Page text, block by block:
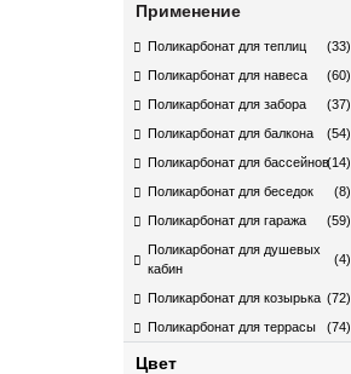
Применение
Поликарбонат для теплиц
(33)
Поликарбонат для навеса
(60)
Поликарбонат для забора
(37)
Поликарбонат для балкона
(54)
Поликарбонат для бассейнов(14)
Поликарбонат для беседок
(8)
Поликарбонат для гаража
(59)
Поликарбонат для душевых
кабин
(4)
Поликарбонат для козырька (72)
Поликарбонат для террасы
(74)
Цвет